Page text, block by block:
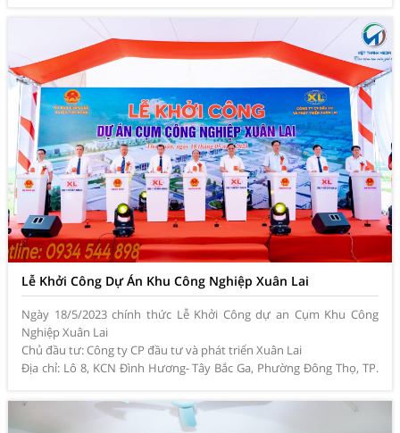
Lễ Khởi Công Dự Án Khu Công Nghiệp Xuân Lai
Ngày 18/5/2023 chính thức Lễ Khởi Công dự an Cụm Khu Công
Nghiệp Xuân Lai
Chủ đầu tư: Công ty CP đầu tư và phát triển Xuân Lai
Địa chỉ: Lô 8, KCN Đình Hương- Tây Bắc Ga, Phường Đông Thọ, TP.
Đơn vị tổ chức sự kiện: Việt Thanh Media